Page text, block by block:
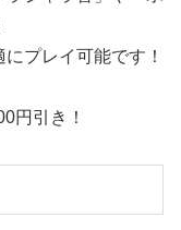
プレイ可能です！
円引き！